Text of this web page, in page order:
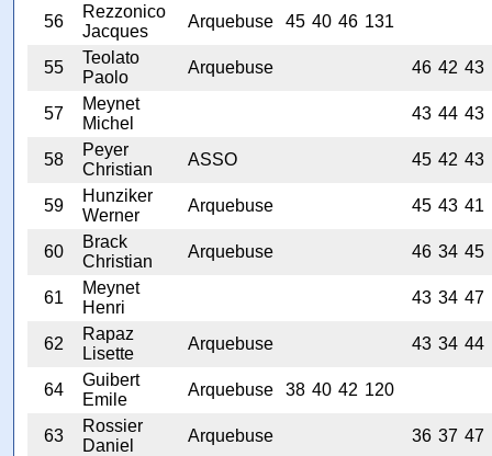
56
Rezzonico
Jacques
Arquebuse 45 40 46 131
55
Teolato
Paolo
Arquebuse 46 42 43
57
Meynet
Michel
43 44 43
58
Peyer
Christian
ASSO 45 42 43
59
Hunziker
Werner
Arquebuse 45 43 41
60
Brack
Christian
Arquebuse 46 34 45
61
Meynet
Henri
43 34 47
62
Rapaz
Lisette
Arquebuse 43 34 44
64
Guibert
Emile
Arquebuse 38 40 42 120
63
Rossier
Daniel
Arquebuse 36 37 47